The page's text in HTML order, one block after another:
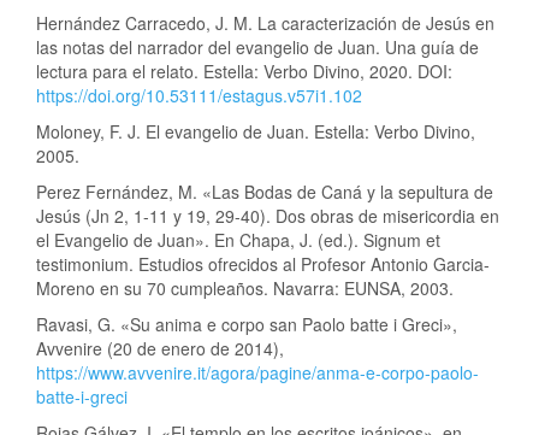
Hernández Carracedo, J. M. La caracterización de Jesús en
las notas del narrador del evangelio de Juan. Una guía de
lectura para el relato. Estella: Verbo Divino, 2020. DOI:
https://doi.org/10.53111/estagus.v57i1.102
Moloney, F. J. El evangelio de Juan. Estella: Verbo Divino,
2005.
Perez Fernández, M. «Las Bodas de Caná y la sepultura de
Jesús (Jn 2, 1-11 y 19, 29-40). Dos obras de misericordia en
el Evangelio de Juan». En Chapa, J. (ed.). Signum et
testimonium. Estudios ofrecidos al Profesor Antonio Garcia-
Moreno en su 70 cumpleaños. Navarra: EUNSA, 2003.
Ravasi, G. «Su anima e corpo san Paolo batte i Greci»,
Avvenire (20 de enero de 2014),
https://www.avvenire.it/agora/pagine/anma-e-corpo-paolo-
batte-i-greci